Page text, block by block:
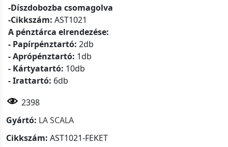
-Díszdobozba csomagolva
-Cikkszám: AST1021
A pénztárca elrendezése:
- Papírpénztartó: 2db
- Aprópénztartó: 1db
- Kártyatartó: 10db
- Irattartó: 6db
2398
Gyártó: LA SCALA
Cikkszám: AST1021-FEKET